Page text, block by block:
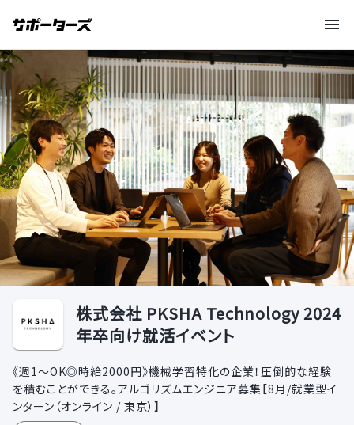
株式会社 PKSHA Technology 2024
年卒向け就活イベント
《週1～OK◎時給2000円》機械学習特化の企業！圧倒的な経験
を積むことができる。アルゴリズムエンジニア募集【8月/就業型イ
ンターン（オンライン / 東京）】